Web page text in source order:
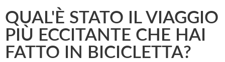
QUAL'È STATO IL VIAGGIO
PIÙ ECCITANTE CHE HAI
FATTO IN BICICLETTA?